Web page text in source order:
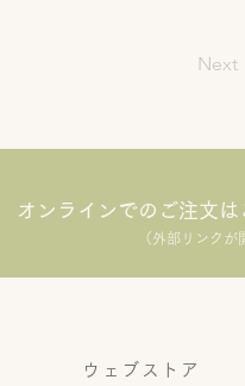
Next
オンラインでのご注文は
（外部リンクが
ウェブストア